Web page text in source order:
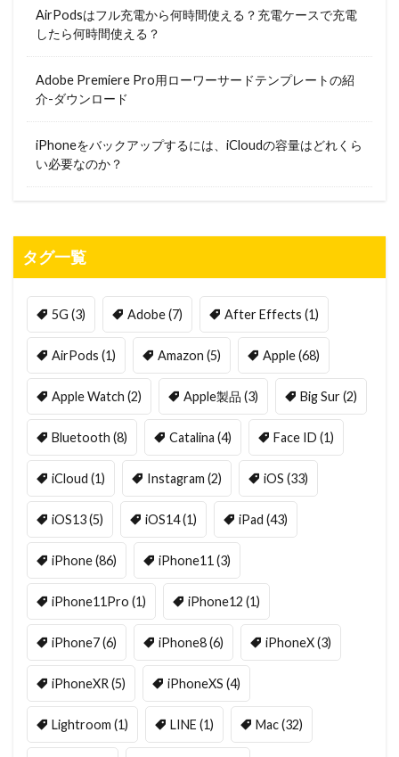
AirPodsはフル充電から何時間使える？充電ケースで充電
したら何時間使える？
Adobe Premiere Pro用ローワーサードテンプレートの紹
介-ダウンロード
iPhoneをバックアップするには、iCloudの容量はどれくら
い必要なのか？
タグ一覧
5G (3) Adobe(7) After Effects (1)
AirPods (1) Amazon (5) Apple(68)
Apple Watch (2) Apple製品 (3) Big Sur(2)
Bluetooth (8) Catalina (4) Face ID (1)
iCloud (1) Instagram (2) iOS (33)
iOS13(5) iOS14(1) iPad (43)
iPhone(86) iPhone11 (3)
iPhone11Pro (1) iPhone12 (1)
iPhone7(6) iPhone8(6) iPhoneX(3)
iPhoneXR(5) iPhoneXS (4)
Lightroom (1) LINE (1) Mac(32)